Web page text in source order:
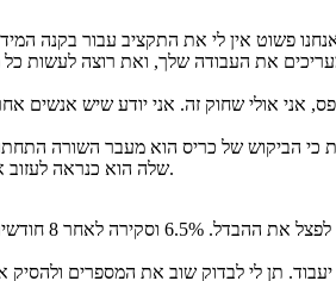
פשוט אין לי את התקציב עבור בקנה
את העבודה שלך, ואת רוצה לעשות כל
אני אולי שחוק זה. אני יודע שיש אנשים
יודע Batna שלה הוא כנראה לעזוב את החברה.
בואו לפצל את